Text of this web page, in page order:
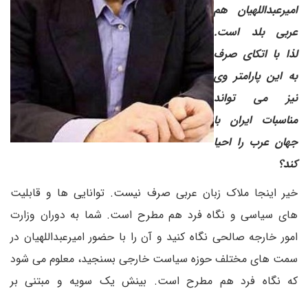
امیرعبداللهیان هم
عربی بلد است.
لذا با اتکای صرف
به این پارامتر وی
نیز می تواند
مناسبات ایران با
جهان عرب را احیا
کند؟
خیر اینجا ملاک زبان عربی صرف نیست. توانایی ها و قابلیت
های سیاسی و نگاه فرد هم مطرح است. شما به دوران وزارت
امور خارجه صالحی نگاه کنید و آن را با حضور امیرعبداللهیان در
سمت های مختلف حوزه سیاست خارجی بسنجید، معلوم می شود
که نگاه فرد هم مطرح است. بینش یک سویه و مبتنی بر